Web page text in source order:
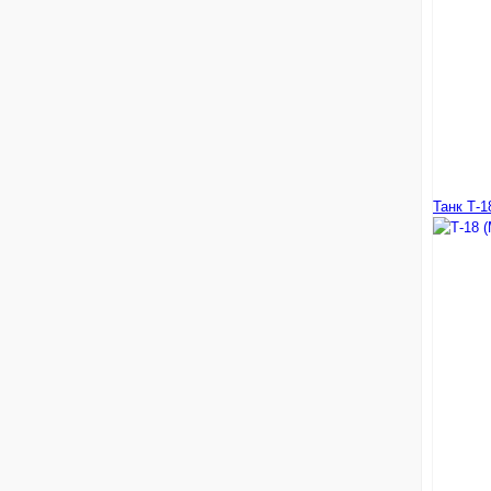
Танк Т-